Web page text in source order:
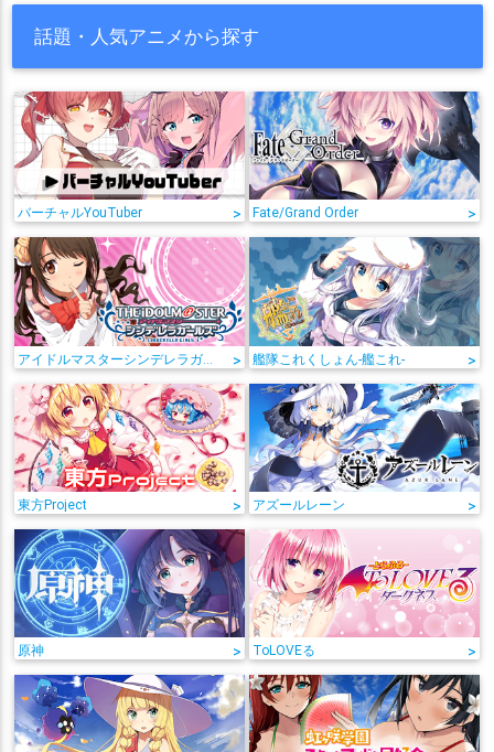
話題・人気アニメから探す
バーチャルYouTuber > Fate/Grand Order >
アイドルマスターシンデレラガールズ > 艦隊これくしょん-艦これ- >
東方Project > アズールレーン >
原神 > ToLOVEる >